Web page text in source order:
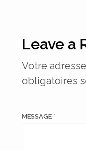
Leave a
Votre
obligatoires
MESSAGE *